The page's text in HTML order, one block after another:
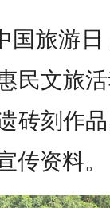
国旅游
民文旅
砖刻作
传资料。